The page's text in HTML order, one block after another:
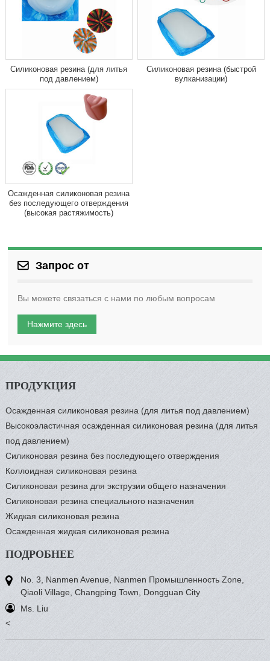
Силиконовая резина (для литья
под давлением)
Силиконовая резина (быстрой
вулканизации)
Осажденная силиконовая резина
без последующего отверждения
(высокая растяжимость)
Запрос от
Вы можете связаться с нами по любым вопросам
Нажмите здесь
ПРОДУКЦИЯ
Осажденная силиконовая резина (для литья под давлением)
Высокоэластичная осажденная силиконовая резина (для литья
под давлением)
Силиконовая резина без последующего отверждения
Коллоидная силиконовая резина
Силиконовая резина для экструзии общего назначения
Силиконовая резина специального назначения
Жидкая силиконовая резина
Осажденная жидкая силиконовая резина
ПОДРОБНЕЕ
No. 3, Nanmen Avenue, Nanmen Промышленность Zone,
Qiaoli Village, Changping Town, Dongguan City
Ms. Liu
<